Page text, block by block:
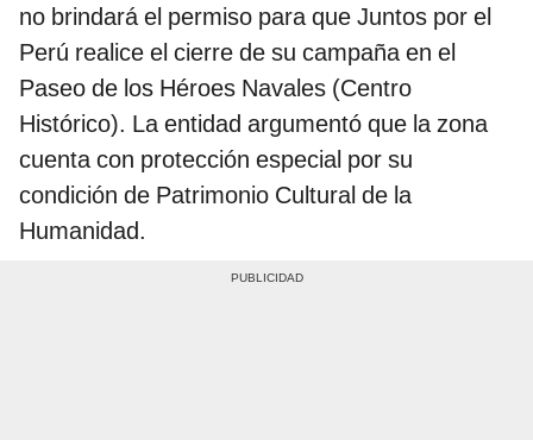
no brindará el permiso para que Juntos por el
Perú realice el cierre de su campaña en el
Paseo de los Héroes Navales (Centro
Histórico). La entidad argumentó que la zona
cuenta con protección especial por su
condición de Patrimonio Cultural de la
Humanidad.